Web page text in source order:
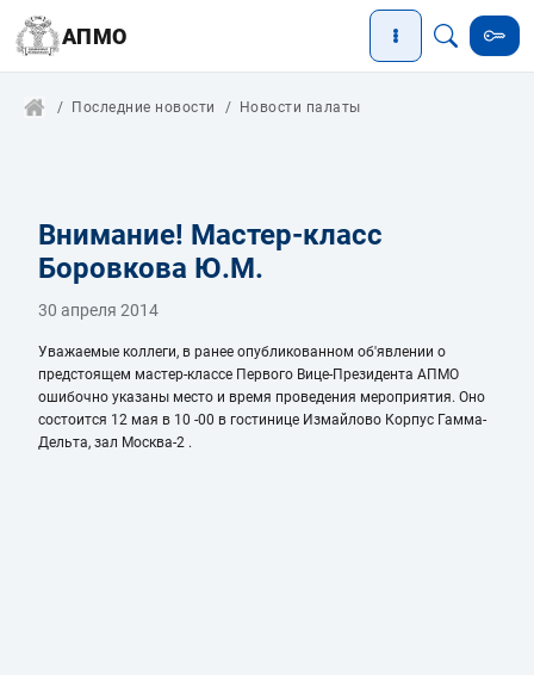
АПМО
Последние новости Новости палаты
Внимание! Мастер-класс
Боровкова Ю.М.
30 апреля 2014
Уважаемые коллеги, в ранее опубликованном об'явлении о
предстоящем мастер-классе Первого Вице-Президента АПМО
ошибочно указаны место и время проведения мероприятия. Оно
состоится 12 мая в 10 -00 в гостинице Измайлово Корпус Гамма-
Дельта, зал Москва-2 .